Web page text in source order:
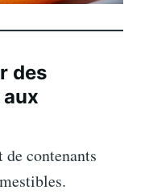
des
de contenants